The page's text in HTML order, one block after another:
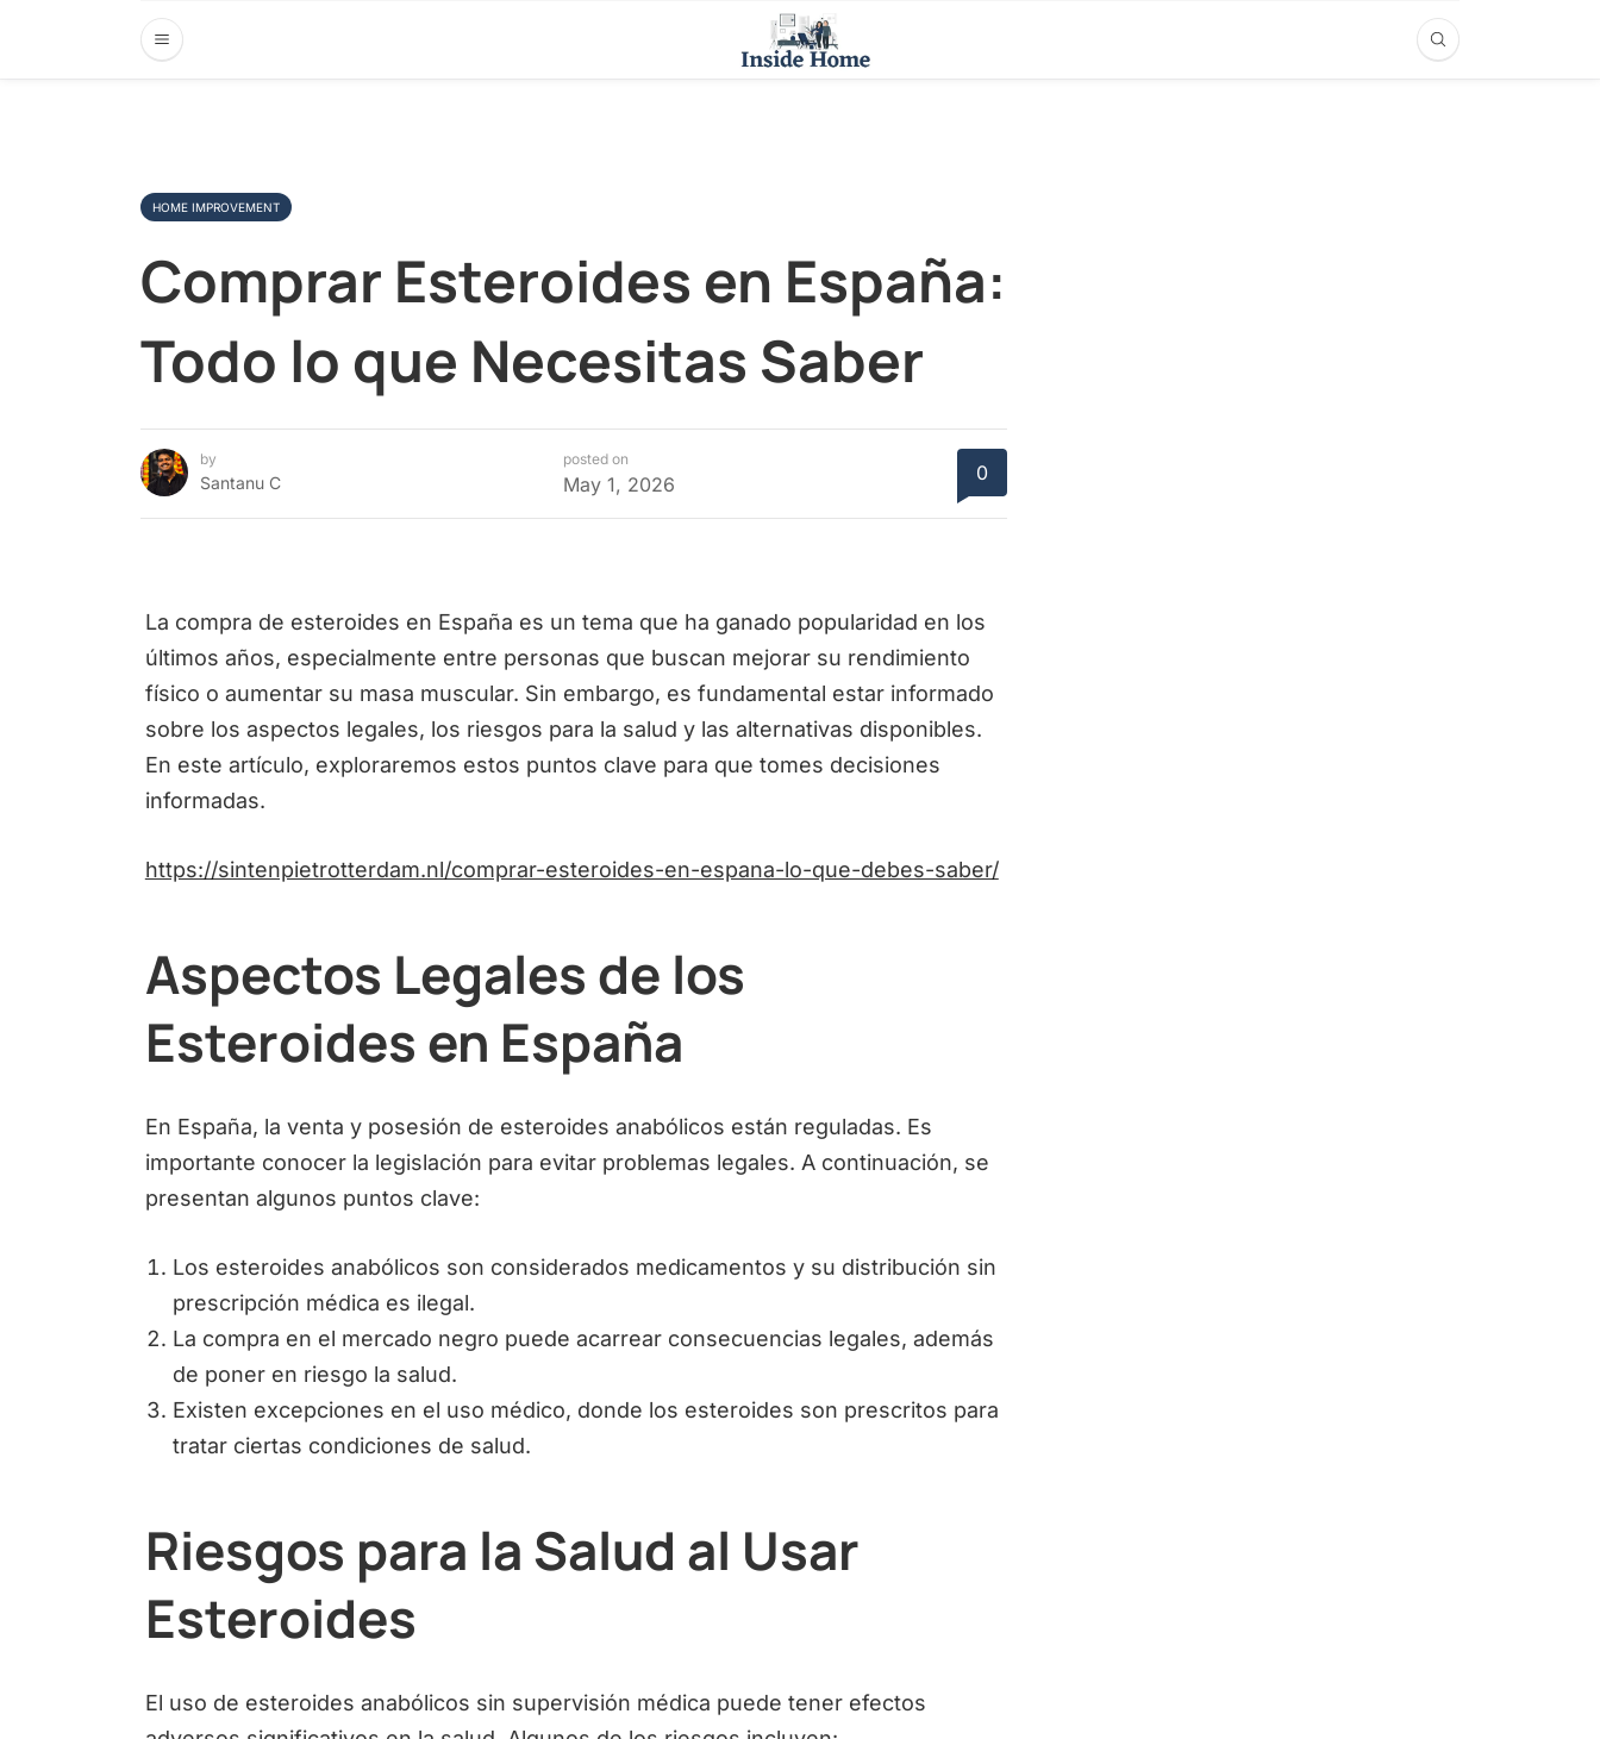
HOME IMPROVEMENT
Comprar Esteroides en España:
Todo lo que Necesitas Saber
by
Santanu C
posted on
May 1, 2026 0
La compra de esteroides en España es un tema que ha ganado popularidad en los
últimos años, especialmente entre personas que buscan mejorar su rendimiento
físico o aumentar su masa muscular. Sin embargo, es fundamental estar informado
sobre los aspectos legales, los riesgos para la salud y las alternativas disponibles.
En este artículo, exploraremos estos puntos clave para que tomes decisiones
informadas.
https://sintenpietrotterdam.nl/comprar-esteroides-en-espana-lo-que-debes-saber/
Aspectos Legales de los
Esteroides en España
En España, la venta y posesión de esteroides anabólicos están reguladas. Es
importante conocer la legislación para evitar problemas legales. A continuación, se
presentan algunos puntos clave:
Los esteroides anabólicos son considerados medicamentos y su distribución sin
prescripción médica es ilegal.
La compra en el mercado negro puede acarrear consecuencias legales, además
de poner en riesgo la salud.
Existen excepciones en el uso médico, donde los esteroides son prescritos para
tratar ciertas condiciones de salud.
Riesgos para la Salud al Usar
Esteroides
El uso de esteroides anabólicos sin supervisión médica puede tener efectos